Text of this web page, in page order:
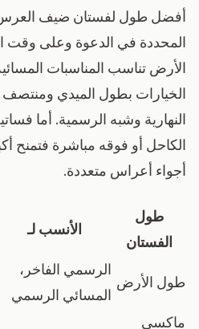
أفضل طول لفستان ضيف العرس
المحددة في الدعوة وعلى وقت
الأرض تناسب المناسبات
الخيارات بطول الميدي ومنتصف
النهارية وشبه الرسمية. أما
الكاحل أو فوقه مباشرة فتمنح
أجواء أعراس متعددة.
طول
الفستان
الأنسب لـ
طول الأرض
الرسمي الفاخر،
المسائي الرسمي
ماكسي